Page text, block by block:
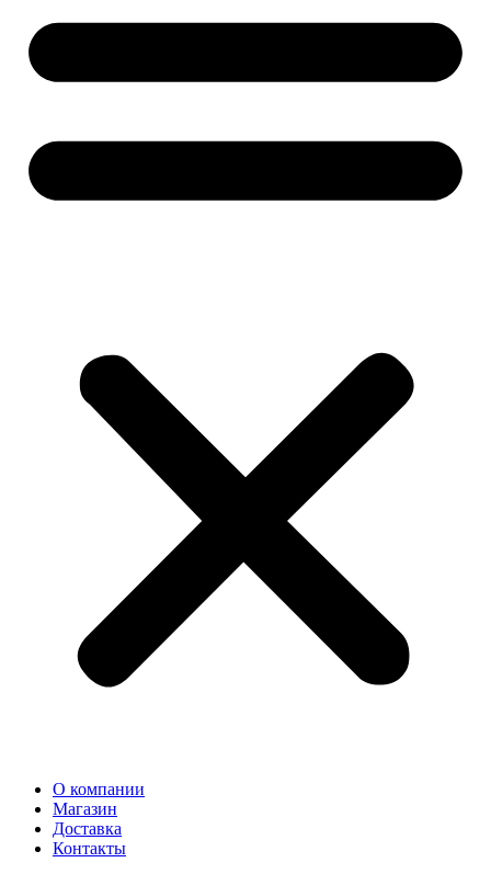
О компании
Магазин
Доставка
Контакты